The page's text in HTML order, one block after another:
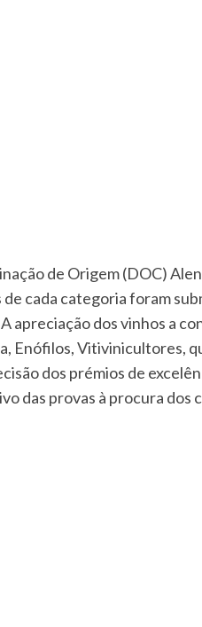
de Origem (DOC)
cada categoria foram
dos vinhos a
Vitivinicultores,
dos prémios de
das provas à procura dos